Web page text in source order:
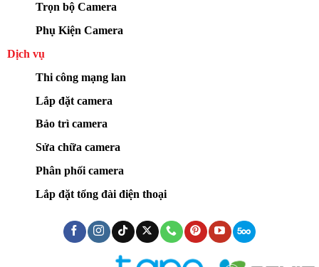
Trọn bộ Camera
Phụ Kiện Camera
Dịch vụ
Thi công mạng lan
Lắp đặt camera
Bảo trì camera
Sửa chữa camera
Phân phối camera
Lắp đặt tổng đài điện thoại